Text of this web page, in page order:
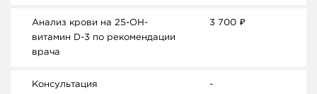
Анализ крови на 25-ОН-
витамин D-3 по рекомендации
врача
3 700 ₽
Консультация
-